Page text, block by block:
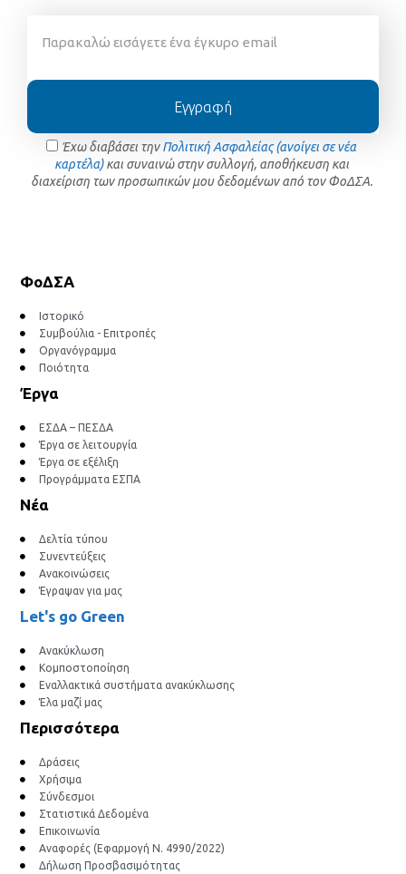
Έχω διαβάσει τηνΠολιτική Ασφαλείας (ανοίγει σε νέα
καρτέλα)και συναινώ στην συλλογή, αποθήκευση και
διαχείριση των προσωπικών μου δεδομένων από τον ΦοΔΣΑ.
Εγγραφή
ΦοΔΣΑ
Ιστορικό
Συμβούλια - Επιτροπές
Οργανόγραμμα
Ποιότητα
Έργα
ΕΣΔΑ – ΠΕΣΔΑ
Έργα σε λειτουργία
Έργα σε εξέλιξη
Προγράμματα ΕΣΠΑ
Νέα
Δελτία τύπου
Συνεντεύξεις
Ανακοινώσεις
Έγραψαν για μας
Let's go Green
Ανακύκλωση
Κομποστοποίηση
Εναλλακτικά συστήματα ανακύκλωσης
Έλα μαζί μας
Περισσότερα
Δράσεις
Χρήσιμα
Σύνδεσμοι
Στατιστικά Δεδομένα
Επικοινωνία
Αναφορές (Εφαρμογή Ν. 4990/2022)
Δήλωση Προσβασιμότητας